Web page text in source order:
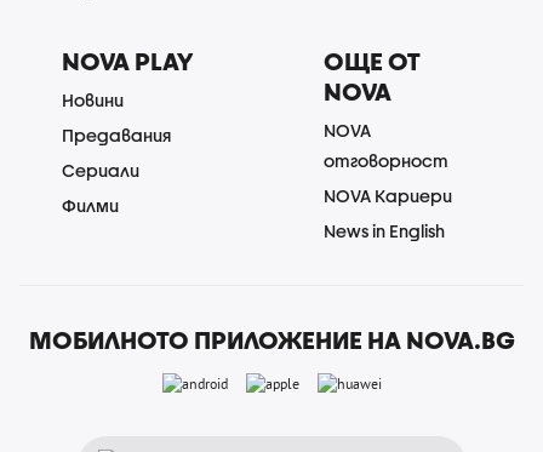
NOVA PLAY
Новини
Предавания
Сериали
Филми
ОЩЕ ОТ
NOVA
NOVA
отговорност
NOVA Кариери
News in English
МОБИЛНОТО ПРИЛОЖЕНИЕ НА NOVA.BG